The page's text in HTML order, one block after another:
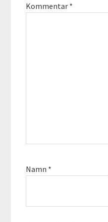
Kommentar *
Namn *